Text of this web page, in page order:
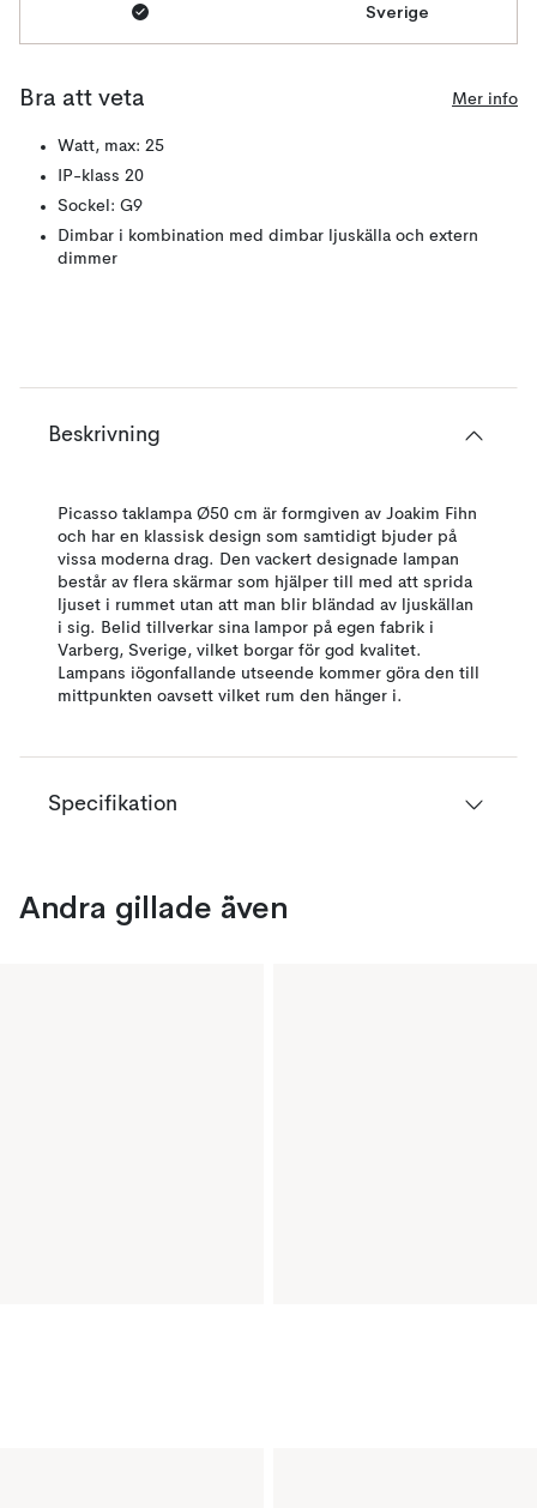
Sverige
Bra att veta Mer info
Watt, max: 25
IP-klass 20
Sockel: G9
Dimbar i kombination med dimbar ljuskälla och extern
dimmer
Beskrivning
Picasso taklampa Ø50 cm är formgiven av Joakim Fihn
och har en klassisk design som samtidigt bjuder på
vissa moderna drag. Den vackert designade lampan
består av flera skärmar som hjälper till med att sprida
ljuset i rummet utan att man blir bländad av ljuskällan
i sig. Belid tillverkar sina lampor på egen fabrik i
Varberg, Sverige, vilket borgar för god kvalitet.
Lampans iögonfallande utseende kommer göra den till
mittpunkten oavsett vilket rum den hänger i.
Specifikation
Andra gillade även